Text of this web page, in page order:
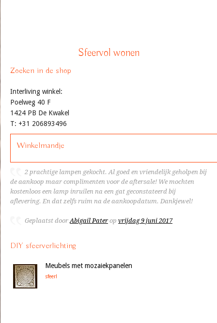
Sfeervol wonen
Zoeken in de shop
Interliving winkel:
Poelweg 40 F
1424 PB De Kwakel
T: +31 206893496
Winkelmandje
2 prachtige lampen gekocht. Al goed en vriendelijk geholpen bij
de aankoop maar complimenten voor de aftersale! We mochten
kostenloos een lamp inruilen na een gat geconstateerd bij
aflevering. En dat zelfs ruim na de aankoopdatum. Dankjewel!
Geplaatst doorAbigail Pater op vrijdag 9 juni 2017
DIY sfeerverlichting
Meubels met mozaiekpanelen
sfeer!